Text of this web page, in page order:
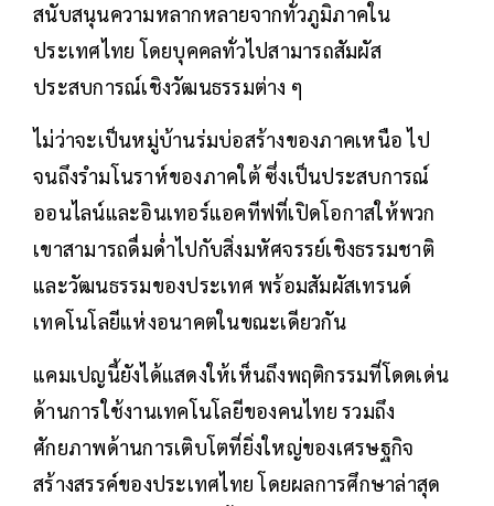
สนับสนุนความหลากหลายจากทั่วภูมิภาคใน
ประเทศไทย โดยบุคคลทั่วไปสามารถสัมผัส
ประสบการณ์เชิงวัฒนธรรมต่าง ๆ
ไม่ว่าจะเป็นหมู่บ้านร่มบ่อสร้างของภาคเหนือ ไป
จนถึงรำมโนราห์ของภาคใต้ ซึ่งเป็นประสบการณ์
ออนไลน์และอินเทอร์แอคทีฟที่เปิดโอกาสให้พวก
เขาสามารถดื่มด่ำไปกับสิ่งมหัศจรรย์เชิงธรรมชาติ
และวัฒนธรรมของประเทศ พร้อมสัมผัสเทรนด์
เทคโนโลยีแห่งอนาคตในขณะเดียวกัน
แคมเปญนี้ยังได้แสดงให้เห็นถึงพฤติกรรมที่โดดเด่น
ด้านการใช้งานเทคโนโลยีของคนไทย รวมถึง
ศักยภาพด้านการเติบโตที่ยิ่งใหญ่ของเศรษฐกิจ
สร้างสรรค์ของประเทศไทย โดยผลการศึกษาล่าสุด